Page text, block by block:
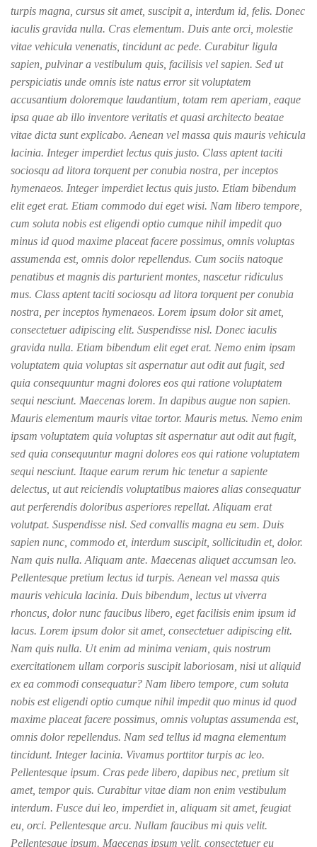
turpis magna, cursus sit amet, suscipit a, interdum id, felis. Donec
iaculis gravida nulla. Cras elementum. Duis ante orci, molestie
vitae vehicula venenatis, tincidunt ac pede. Curabitur ligula
sapien, pulvinar a vestibulum quis, facilisis vel sapien. Sed ut
perspiciatis unde omnis iste natus error sit voluptatem
accusantium doloremque laudantium, totam rem aperiam, eaque
ipsa quae ab illo inventore veritatis et quasi architecto beatae
vitae dicta sunt explicabo. Aenean vel massa quis mauris vehicula
lacinia. Integer imperdiet lectus quis justo. Class aptent taciti
sociosqu ad litora torquent per conubia nostra, per inceptos
hymenaeos. Integer imperdiet lectus quis justo. Etiam bibendum
elit eget erat. Etiam commodo dui eget wisi. Nam libero tempore,
cum soluta nobis est eligendi optio cumque nihil impedit quo
minus id quod maxime placeat facere possimus, omnis voluptas
assumenda est, omnis dolor repellendus. Cum sociis natoque
penatibus et magnis dis parturient montes, nascetur ridiculus
mus. Class aptent taciti sociosqu ad litora torquent per conubia
nostra, per inceptos hymenaeos. Lorem ipsum dolor sit amet,
consectetuer adipiscing elit. Suspendisse nisl. Donec iaculis
gravida nulla. Etiam bibendum elit eget erat. Nemo enim ipsam
voluptatem quia voluptas sit aspernatur aut odit aut fugit, sed
quia consequuntur magni dolores eos qui ratione voluptatem
sequi nesciunt. Maecenas lorem. In dapibus augue non sapien.
Mauris elementum mauris vitae tortor. Mauris metus. Nemo enim
ipsam voluptatem quia voluptas sit aspernatur aut odit aut fugit,
sed quia consequuntur magni dolores eos qui ratione voluptatem
sequi nesciunt. Itaque earum rerum hic tenetur a sapiente
delectus, ut aut reiciendis voluptatibus maiores alias consequatur
aut perferendis doloribus asperiores repellat. Aliquam erat
volutpat. Suspendisse nisl. Sed convallis magna eu sem. Duis
sapien nunc, commodo et, interdum suscipit, sollicitudin et, dolor.
Nam quis nulla. Aliquam ante. Maecenas aliquet accumsan leo.
Pellentesque pretium lectus id turpis. Aenean vel massa quis
mauris vehicula lacinia. Duis bibendum, lectus ut viverra
rhoncus, dolor nunc faucibus libero, eget facilisis enim ipsum id
lacus. Lorem ipsum dolor sit amet, consectetuer adipiscing elit.
Nam quis nulla. Ut enim ad minima veniam, quis nostrum
exercitationem ullam corporis suscipit laboriosam, nisi ut aliquid
ex ea commodi consequatur? Nam libero tempore, cum soluta
nobis est eligendi optio cumque nihil impedit quo minus id quod
maxime placeat facere possimus, omnis voluptas assumenda est,
omnis dolor repellendus. Nam sed tellus id magna elementum
tincidunt. Integer lacinia. Vivamus porttitor turpis ac leo.
Pellentesque ipsum. Cras pede libero, dapibus nec, pretium sit
amet, tempor quis. Curabitur vitae diam non enim vestibulum
interdum. Fusce dui leo, imperdiet in, aliquam sit amet, feugiat
eu, orci. Pellentesque arcu. Nullam faucibus mi quis velit.
Pellentesque ipsum. Maecenas ipsum velit, consectetuer eu